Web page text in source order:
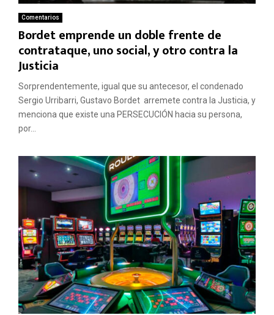
Comentarios
Bordet emprende un doble frente de
contrataque, uno social, y otro contra la
Justicia
Sorprendentemente, igual que su antecesor, el condenado
Sergio Urribarri, Gustavo Bordet arremete contra la Justicia, y
menciona que existe una PERSECUCIÓN hacia su persona,
por...